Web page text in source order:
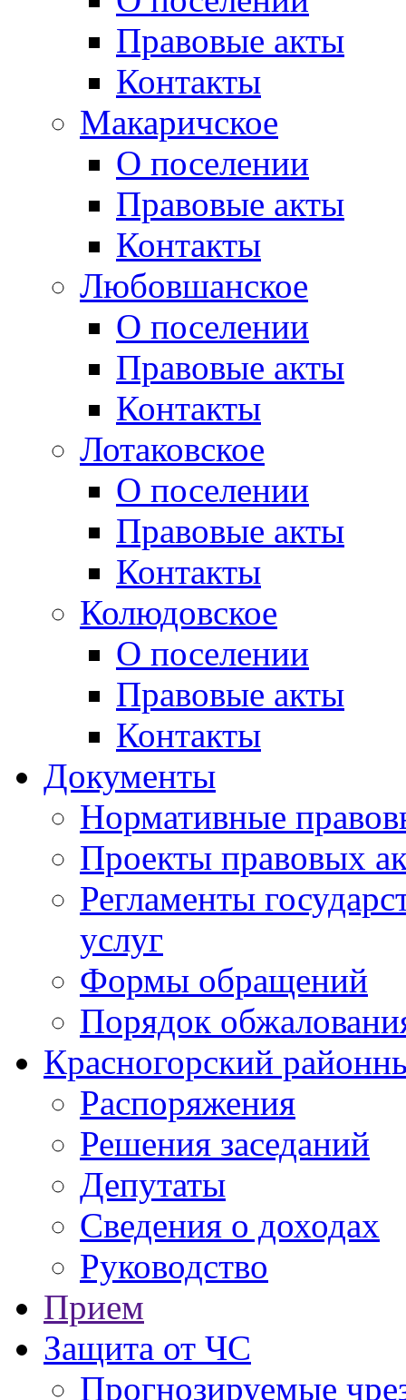
Правовые акты
Контакты
Макаричское
О поселении
Правовые акты
Контакты
Любовшанское
О поселении
Правовые акты
Контакты
Лотаковское
О поселении
Правовые акты
Контакты
Колюдовское
О поселении
Правовые акты
Контакты
Документы
Нормативные
Проекты правовых
Регламенты
услуг
Формы обращений
Порядок
Красногорский
Распоряжения
Решения заседаний
Депутаты
Сведения о доходах
Руководство
Прием
Защита от ЧС
Прогнозируемые